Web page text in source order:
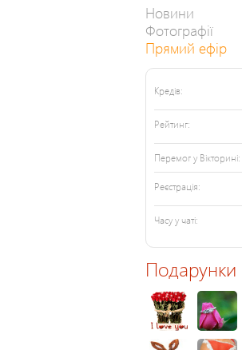
Новини
Фотографії
Прямий ефір
Кредів:
Рейтинг:
Перемог у Вікторині:
Реєстрація:
Часу у чаті:
Подарунки